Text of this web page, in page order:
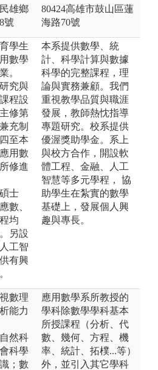
雄鄉
號
80424高雄市鼓山區蓮
海路70號
學生
數學
。
究與
程設
修第
充制
至本
用數
修進
士
數、
均
另設
工智
有興
本系提供數學、統
計、科學計算與數據
科學的完整課程，理
論與實務兼顧。我們
重視教學品質與職涯
發展，教師熱忱指導
專題研究。校系提供
優渥獎助學金。系上
與校方合作，開設軟
體工程、金融、人工
智慧等多元學程， 協
助學生在紮實的數學
基礎上，發展個人興
趣與專長。
數理
能力
然科
科學
；數
應用數學系所教授的
學科除數學學科基本
所授課程（分析、代
數、幾何、方程、機
率、統計、拓樸...等）
外，並引入其它學科